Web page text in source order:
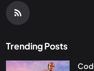
Trending Posts